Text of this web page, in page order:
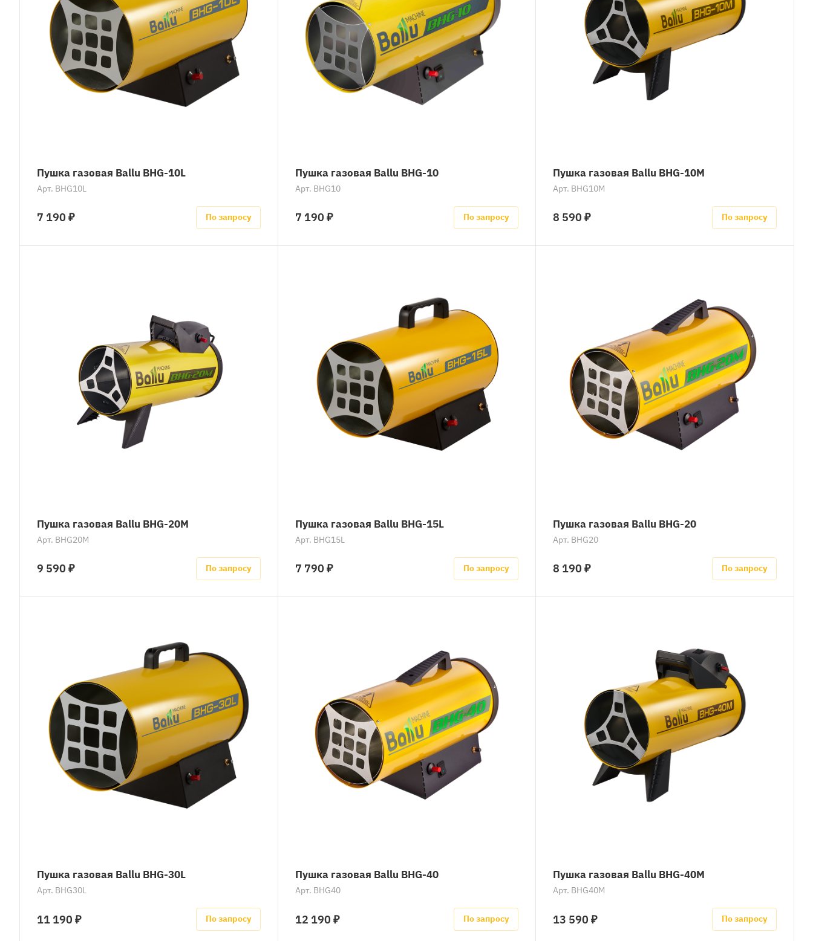
Пушка газовая Ballu BHG-10L
Арт. BHG10L
7 190 ₽ По запросу
Пушка газовая Ballu BHG-10
Арт. BHG10
7 190 ₽ По запросу
Пушка газовая Ballu BHG-10M
Арт. BHG10M
8 590 ₽ По запросу
Пушка газовая Ballu BHG-20M
Арт. BHG20M
9 590 ₽ По запросу
Пушка газовая Ballu BHG-15L
Арт. BHG15L
7 790 ₽ По запросу
Пушка газовая Ballu BHG-20
Арт. BHG20
8 190 ₽ По запросу
Пушка газовая Ballu BHG-30L
Арт. BHG30L
11 190 ₽ По запросу
Пушка газовая Ballu BHG-40
Арт. BHG40
12 190 ₽ По запросу
Пушка газовая Ballu BHG-40M
Арт. BHG40M
13 590 ₽ По запросу